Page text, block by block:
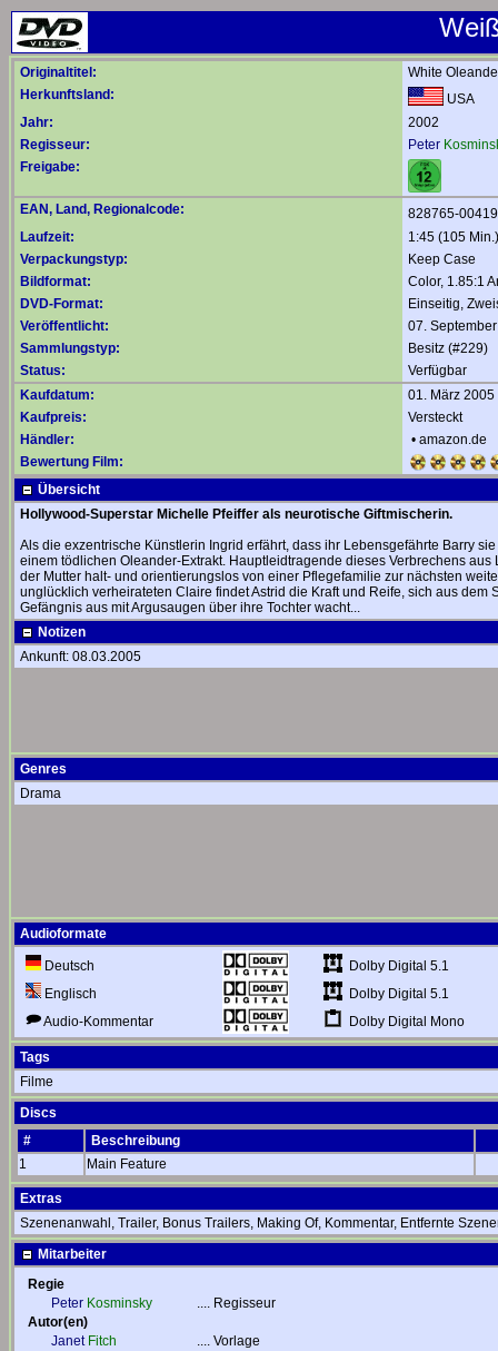
Originaltitel:
White
Herkunftsland:
USA
Jahr:
2002
Regisseur:
Peter
Freigabe:
EAN, Land, Regionalcode:
828765-
Laufzeit:
1:45 (105 Min.)
Verpackungstyp:
Keep Case
Bildformat:
Color, 1.85:1
DVD-Format:
Einseitig,
Veröffentlicht:
07.
Sammlungstyp:
Besitz (#229)
Status:
Verfügbar
Kaufdatum:
01. März 2005
Kaufpreis:
Versteckt
Händler:
• amazon.de
Bewertung Film:
Übersicht
Hollywood-Superstar Michelle Pfeiffer als neurotische Giftmischerin.
Als die exzentrische Künstlerin Ingrid erfährt, dass ihr Lebensgefährte Barry
einem tödlichen Oleander-Extrakt. Hauptleidtragende dieses Verbrechens
der Mutter halt- und orientierungslos von einer Pflegefamilie zur nächsten
unglücklich verheirateten Claire findet Astrid die Kraft und Reife, sich aus
Gefängnis aus mit Argusaugen über ihre Tochter wacht...
Notizen
Ankunft: 08.03.2005
Genres
Drama
Audioformate
Deutsch
Dolby Digital 5.1
Englisch
Dolby Digital 5.1
Audio-Kommentar
Dolby Digital Mono
Tags
Filme
Discs
#
Beschreibung
1
Main Feature
Extras
Szenenanwahl, Trailer, Bonus Trailers, Making Of, Kommentar, Entfernte
Mitarbeiter
Regie
Peter Kosminsky .... Regisseur
Autor(en)
Janet Fitch .... Vorlage